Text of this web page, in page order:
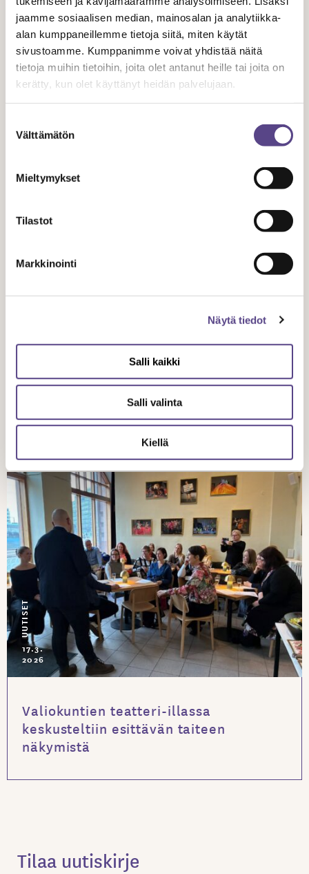
jaamme sosiaalisen median, mainosalan ja analytiikka-
alan kumppaneillemme tietoja siitä, miten käytät
sivustoamme. Kumppanimme voivat yhdistää näitä
tietoja muihin tietoihin, joita olet antanut heille tai joita on
kerätty, kun olet käyttänyt heidän palvelujaan.
valinta
Välttämätön
Mieltymykset
Tilastot
Markkinointi
Näytä tiedot
Salli kaikki
Salli valinta
Kiellä
Aiheeseen liittyvät artikkelit
UUTISET
2024
Miksi ammattiteatterit katosivat
UUTISET
17.3.
2026
Valiokuntien teatteri-illassa
keskusteltiin esittävän taiteen
näkymistä
Tilaa uutiskirje